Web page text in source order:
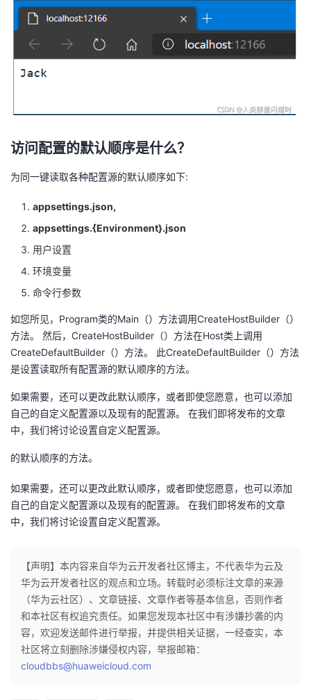
访问配置的默认顺序是什么？
为同一键读取各种配置源的默认顺序如下:
appsettings.json,
appsettings.{Environment}.json
用户设置
环境变量
命令行参数
如您所见，Program类的Main（）方法调用CreateHostBuilder（）
方法。 然后，CreateHostBuilder（）方法在Host类上调用
CreateDefaultBuilder（）方法。 此CreateDefaultBuilder（）方法
是设置读取所有配置源的默认顺序的方法。
如果需要，还可以更改此默认顺序，或者即使您愿意，也可以添加
自己的自定义配置源以及现有的配置源。 在我们即将发布的文章
中，我们将讨论设置自定义配置源。
的默认顺序的方法。
如果需要，还可以更改此默认顺序，或者即使您愿意，也可以添加
自己的自定义配置源以及现有的配置源。 在我们即将发布的文章
中，我们将讨论设置自定义配置源。
【声明】本内容来自华为云开发者社区博主，不代表华为云及
华为云开发者社区的观点和立场。转载时必须标注文章的来源
（华为云社区）、文章链接、文章作者等基本信息，否则作者
和本社区有权追究责任。如果您发现本社区中有涉嫌抄袭的内
容，欢迎发送邮件进行举报，并提供相关证据，一经查实，本
社区将立刻删除涉嫌侵权内容，举报邮箱：
cloudbbs@huaweicloud.com